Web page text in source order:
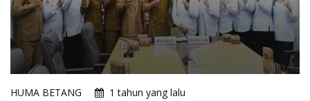
HUMA BETANG
1 tahun yang lalu